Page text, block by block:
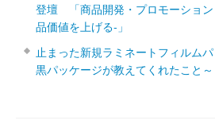
登壇 「商品開発・プロモーション
品価値を上げる‐」
止まった新規ラミネートフィルム
黒パッケージが教えてくれたこと～